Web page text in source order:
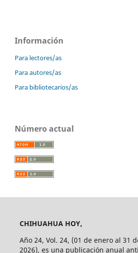
Información
Para lectores/as
Para autores/as
Para bibliotecarios/as
Número actual
CHIHUAHUA HOY,
Año 24, Vol. 24, (01 de enero al 31
2026), es una publicación anual